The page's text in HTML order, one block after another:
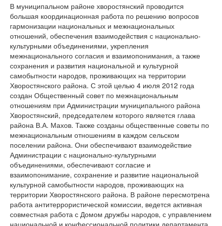
В муниципальном районе хворостянский проводится
большая координационная работа по решению вопросов
гармонизации национальных и межнациональных
отношений, обеспечения взаимодействия с национально-
культурными объединениями, укрепления
межнационального согласия и взаимопонимания, а также
сохранения и развития национальной и культурной
самобытности народов, проживающих на территории
Хворостянского района. С этой целью 4 июля 2012 года
создан Общественный совет по межнациональным
отношениям при Администрации муниципального района
Хворостянский, председателем которого является глава
района В.А. Махов. Также созданы общественные советы по
межнациональным отношениям в каждом сельском
поселении района. Они обеспечивают взаимодействие
Администрации с национально-культурными
объединениями, обеспечивают согласие и
взаимопонимание, сохранение и развитие национальной
культурной самобытности народов, проживающих на
территории Хворостянского района. В районе пересмотрена
работа антитеррористической комиссии, ведется активная
совместная работа с Домом дружбы народов, с управлением
национальной и конфессиональной политики департамента